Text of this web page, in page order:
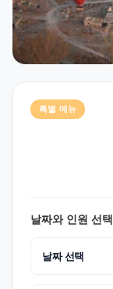
특별 메뉴
날짜와 인원 선택
날짜 선택